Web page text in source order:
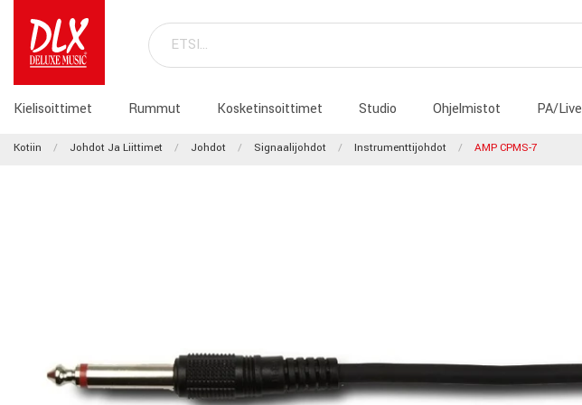
Kielisoittimet Rummut Kosketinsoittimet Studio Ohjelmistot PA/Live
Kotiin Johdot Ja Liittimet Johdot Signaalijohdot Instrumenttijohdot AMP CPMS-7